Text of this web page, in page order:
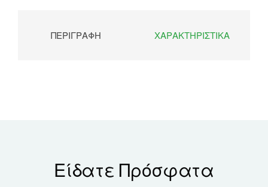
ΠΕΡΙΓΡΑΦΉ ΧΑΡΑΚΤΗΡΙΣΤΙΚΆ
Είδατε Πρόσφατα